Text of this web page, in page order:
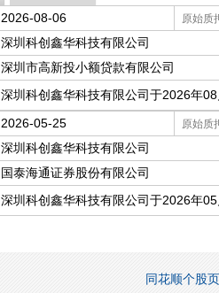
2026-08-06 原始质
深圳科创鑫华科技有限公司
深圳市高新投小额贷款有限公司
深圳科创鑫华科技有限公司于2026年
2026-05-25 原始质
深圳科创鑫华科技有限公司
国泰海通证券股份有限公司
深圳科创鑫华科技有限公司于2026年
同花顺个股